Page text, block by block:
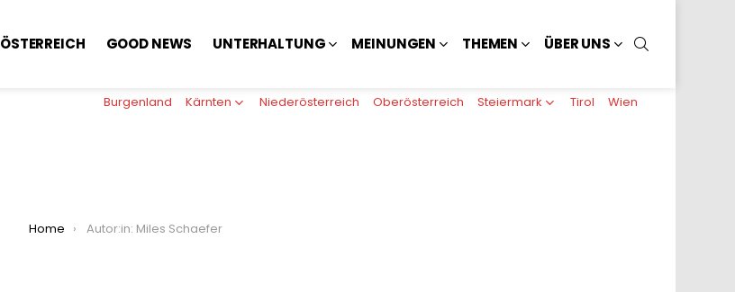
ÖSTERREICH GOOD NEWS UNTERHALTUNG MEINUNGEN THEMEN ÜBER UNS
Burgenland Kärnten Niederösterreich Oberösterreich Steiermark Tirol Wien
Home Autor:in: Miles Schaefer